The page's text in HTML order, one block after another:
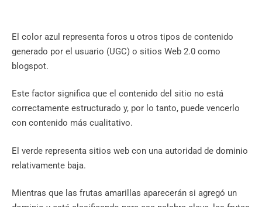
El color azul representa foros u otros tipos de contenido
generado por el usuario (UGC) o sitios Web 2.0 como
blogspot.
Este factor significa que el contenido del sitio no está
correctamente estructurado y, por lo tanto, puede vencerlo
con contenido más cualitativo.
El verde representa sitios web con una autoridad de dominio
relativamente baja.
Mientras que las frutas amarillas aparecerán si agregó un